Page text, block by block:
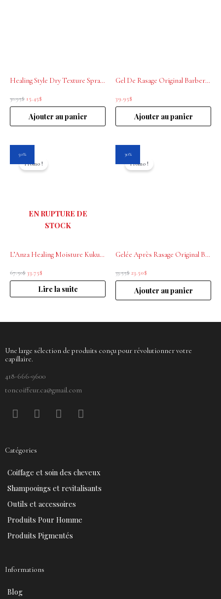
Healing Style Dry Texture Spray L’Anza 300ml
30.95$ 15.45$
Ajouter au panier
Gel De Rasage Original Barber’s 150 ml
39.95$
Ajouter au panier
50%
EN RUPTURE DE
STOCK
Promo !
L’Anza Healing Moisture Kukui Nut Conditioner 1L
67.50$
initial
33.75$
actuel
Lire la suite
30%
Promo !
Gelée Après Rasage Original Barber’s 50 ml
33.55$
Le
initial
23.50$
actuel
Ajouter au panier
Une large sélection de produits conçu pour révolutionner votre
capillaire.
418-666-9600
toncoiffeur.ca@gmail.com
F
a
b
o
o
k
P
i
e
e
s
t
Y
o
b
e
I
n
r
a
Catégories
Coiffage et soin des cheveux
Shampooings et revitalisants
Outils et accessoires
Produits Pour Homme
Produits Pigmentés
Informations
Blog